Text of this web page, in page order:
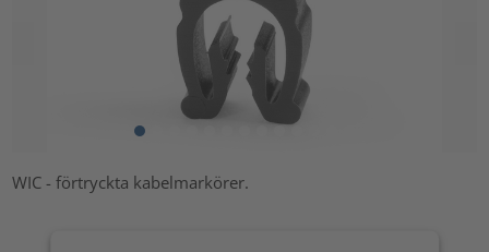
WIC - förtryckta kabelmarkörer.